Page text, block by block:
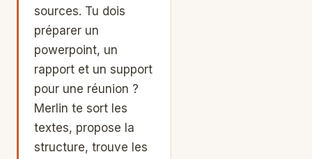
sources. Tu dois
préparer un
powerpoint, un
rapport et un support
pour une réunion ?
Merlin te sort les
textes, propose la
structure, trouve les